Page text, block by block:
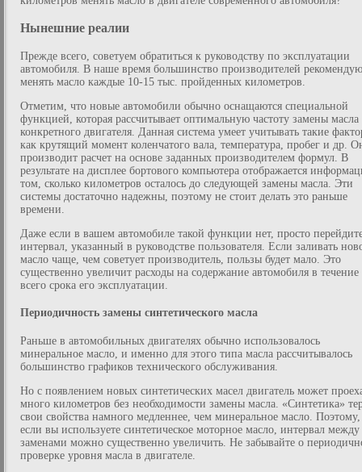
Нынешние реалии
Прежде всего, советуем обратиться к руководству по эксплуатации
автомобиля. В наше время большинство производителей
менять масло каждые 10-15 тыс. пройденных километров.
Отметим, что новые автомобили обычно оснащаются специальной
функцией, которая рассчитывает оптимальную частоту замены масла
конкретного двигателя. Данная система умеет учитывать такие
как крутящий момент коленчатого вала, температура, пробег и др.
производит расчет на основе заданных производителем формул. В
результате на дисплее бортового компьютера отображается
том, сколько километров осталось до следующей замены масла. Эти
системы достаточно надежны, поэтому не стоит делать это раньше
времени.
Даже если в вашем автомобиле такой функции нет, просто
интервал, указанный в руководстве пользователя. Если заливать
масло чаще, чем советует производитель, пользы будет мало. Это
существенно увеличит расходы на содержание автомобиля в течение
всего срока его эксплуатации.
Периодичность замены синтетического масла
Раньше в автомобильных двигателях обычно использовалось
минеральное масло, и именно для этого типа масла рассчитывалось
большинство графиков технического обслуживания.
Но с появлением новых синтетических масел двигатель может
много километров без необходимости замены масла. «Синтетика»
свои свойства намного медленнее, чем минеральное масло. Поэтому,
если вы используете синтетическое моторное масло, интервал между
заменами можно существенно увеличить. Не забывайте о
проверке уровня масла в двигателе.